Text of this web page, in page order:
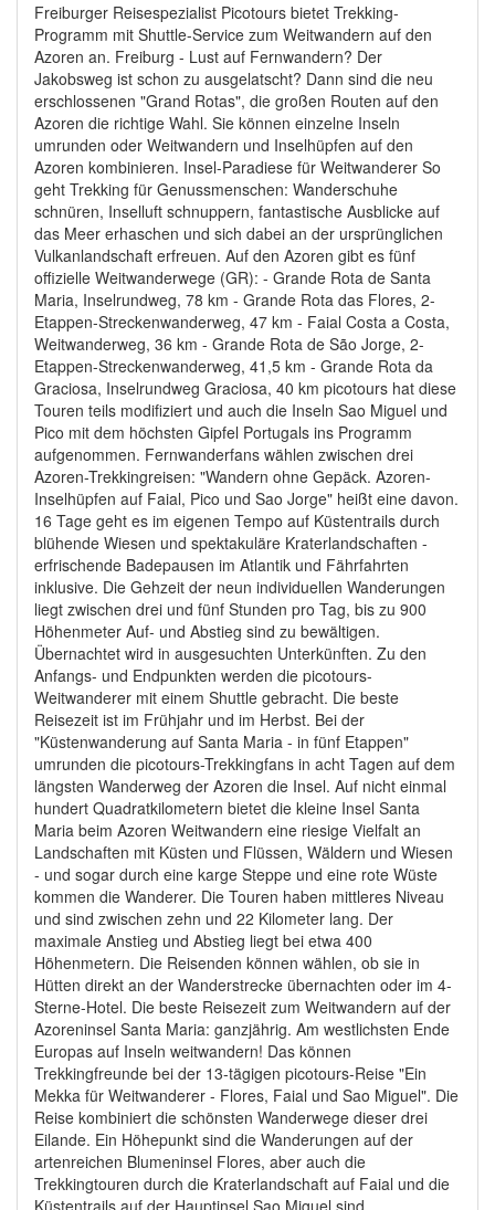
Freiburger Reisespezialist Picotours bietet Trekking-
Programm mit Shuttle-Service zum Weitwandern auf den
Azoren an. Freiburg - Lust auf Fernwandern? Der
Jakobsweg ist schon zu ausgelatscht? Dann sind die neu
erschlossenen "Grand Rotas", die großen Routen auf den
Azoren die richtige Wahl. Sie können einzelne Inseln
umrunden oder Weitwandern und Inselhüpfen auf den
Azoren kombinieren. Insel-Paradiese für Weitwanderer So
geht Trekking für Genussmenschen: Wanderschuhe
schnüren, Inselluft schnuppern, fantastische Ausblicke auf
das Meer erhaschen und sich dabei an der ursprünglichen
Vulkanlandschaft erfreuen. Auf den Azoren gibt es fünf
offizielle Weitwanderwege (GR): - Grande Rota de Santa
Maria, Inselrundweg, 78 km - Grande Rota das Flores, 2-
Etappen-Streckenwanderweg, 47 km - Faial Costa a Costa,
Weitwanderweg, 36 km - Grande Rota de São Jorge, 2-
Etappen-Streckenwanderweg, 41,5 km - Grande Rota da
Graciosa, Inselrundweg Graciosa, 40 km picotours hat diese
Touren teils modifiziert und auch die Inseln Sao Miguel und
Pico mit dem höchsten Gipfel Portugals ins Programm
aufgenommen. Fernwanderfans wählen zwischen drei
Azoren-Trekkingreisen: "Wandern ohne Gepäck. Azoren-
Inselhüpfen auf Faial, Pico und Sao Jorge" heißt eine davon.
16 Tage geht es im eigenen Tempo auf Küstentrails durch
blühende Wiesen und spektakuläre Kraterlandschaften -
erfrischende Badepausen im Atlantik und Fährfahrten
inklusive. Die Gehzeit der neun individuellen Wanderungen
liegt zwischen drei und fünf Stunden pro Tag, bis zu 900
Höhenmeter Auf- und Abstieg sind zu bewältigen.
Übernachtet wird in ausgesuchten Unterkünften. Zu den
Anfangs- und Endpunkten werden die picotours-
Weitwanderer mit einem Shuttle gebracht. Die beste
Reisezeit ist im Frühjahr und im Herbst. Bei der
"Küstenwanderung auf Santa Maria - in fünf Etappen"
umrunden die picotours-Trekkingfans in acht Tagen auf dem
längsten Wanderweg der Azoren die Insel. Auf nicht einmal
hundert Quadratkilometern bietet die kleine Insel Santa
Maria beim Azoren Weitwandern eine riesige Vielfalt an
Landschaften mit Küsten und Flüssen, Wäldern und Wiesen
- und sogar durch eine karge Steppe und eine rote Wüste
kommen die Wanderer. Die Touren haben mittleres Niveau
und sind zwischen zehn und 22 Kilometer lang. Der
maximale Anstieg und Abstieg liegt bei etwa 400
Höhenmetern. Die Reisenden können wählen, ob sie in
Hütten direkt an der Wanderstrecke übernachten oder im 4-
Sterne-Hotel. Die beste Reisezeit zum Weitwandern auf der
Azoreninsel Santa Maria: ganzjährig. Am westlichsten Ende
Europas auf Inseln weitwandern! Das können
Trekkingfreunde bei der 13-tägigen picotours-Reise "Ein
Mekka für Weitwanderer - Flores, Faial und Sao Miguel". Die
Reise kombiniert die schönsten Wanderwege dieser drei
Eilande. Ein Höhepunkt sind die Wanderungen auf der
artenreichen Blumeninsel Flores, aber auch die
Trekkingtouren durch die Kraterlandschaft auf Faial und die